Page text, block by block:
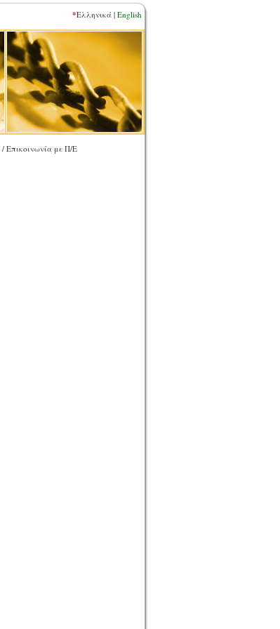
*Ελληνικά | English
/ Επικοινωνία με Π/Ε